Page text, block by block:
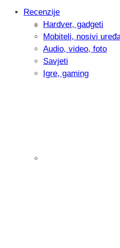
Intervju: Goran
Recenzije
Hardver, gadgeti
Mobiteli, nosivi
Audio, video, foto
Savjeti
Igre, gaming